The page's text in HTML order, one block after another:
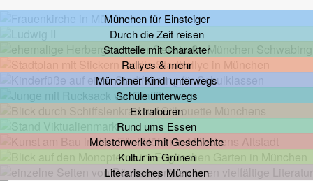
München für Einsteiger
Durch die Zeit reisen
Stadtteile mit Charakter
Rallyes & mehr
Münchner Kindl unterwegs
Schule unterwegs
Extratouren
Rund ums Essen
Meisterwerke mit Geschichte
Kultur im Grünen
Literarisches München